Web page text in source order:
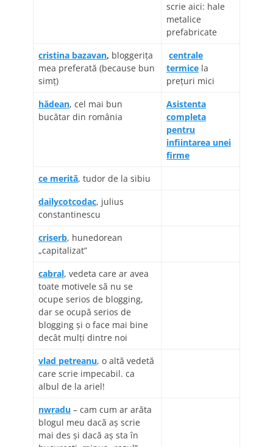
scrie aici: hale
metalice
prefabricate
cristina bazavan, bloggerița
mea preferată (because bun
simț)
centrale
termice la
preţuri mici
hădean, cel mai bun
bucătar din românia
Asistenta
completa
pentru
infiintarea unei
firme
ce merită, tudor de la sibiu
dailycotcodac, julius
constantinescu
criserb, hunedorean
„capitalizat”
cabral, vedeta care ar avea
toate motivele să nu se
ocupe serios de blogging,
dar se ocupă serios de
blogging şi o face mai bine
decât mulţi dintre noi
vlad petreanu, o altă vedetă
care scrie impecabil. ca
albul de la ariel!
nwradu – cam cum ar arăta
blogul meu dacă aş scrie
mai des şi dacă aş sta în